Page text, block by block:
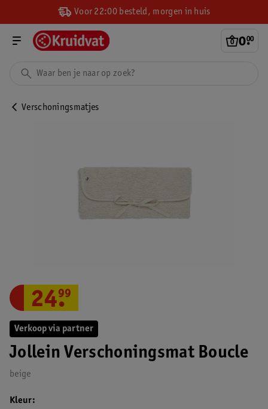
Voor 22:00 besteld, morgen in huis
0.
00
Verschoningsmatjes
Verkoop via partner
Jollein Verschoningsmat Boucle
beige
24.
99
Kleur